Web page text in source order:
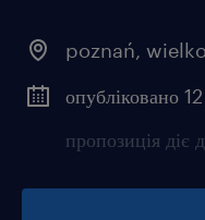
poznań,
опубліковано
пропозиція